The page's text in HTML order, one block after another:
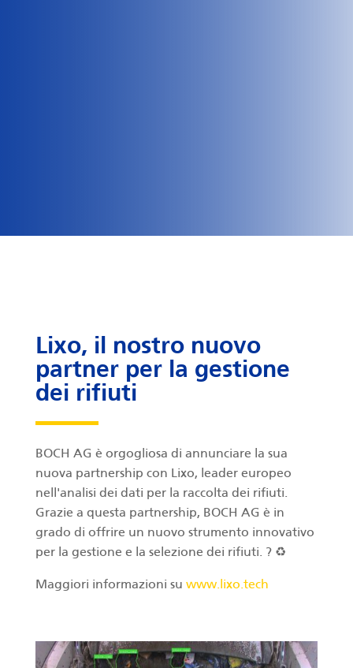
Lixo, il nostro nuovo
partner per la gestione
dei rifiuti
BOCH AG è orgogliosa di annunciare la sua
nuova partnership con Lixo, leader europeo
nell'analisi dei dati per la raccolta dei rifiuti.
Grazie a questa partnership, BOCH AG è in
grado di offrire un nuovo strumento innovativo
per la gestione e la selezione dei rifiuti. ? ♻️
Maggiori informazioni su www.lixo.tech